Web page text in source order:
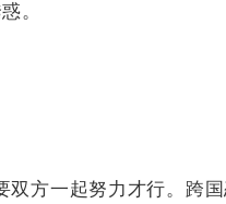
。
方一起努力才行。 跨